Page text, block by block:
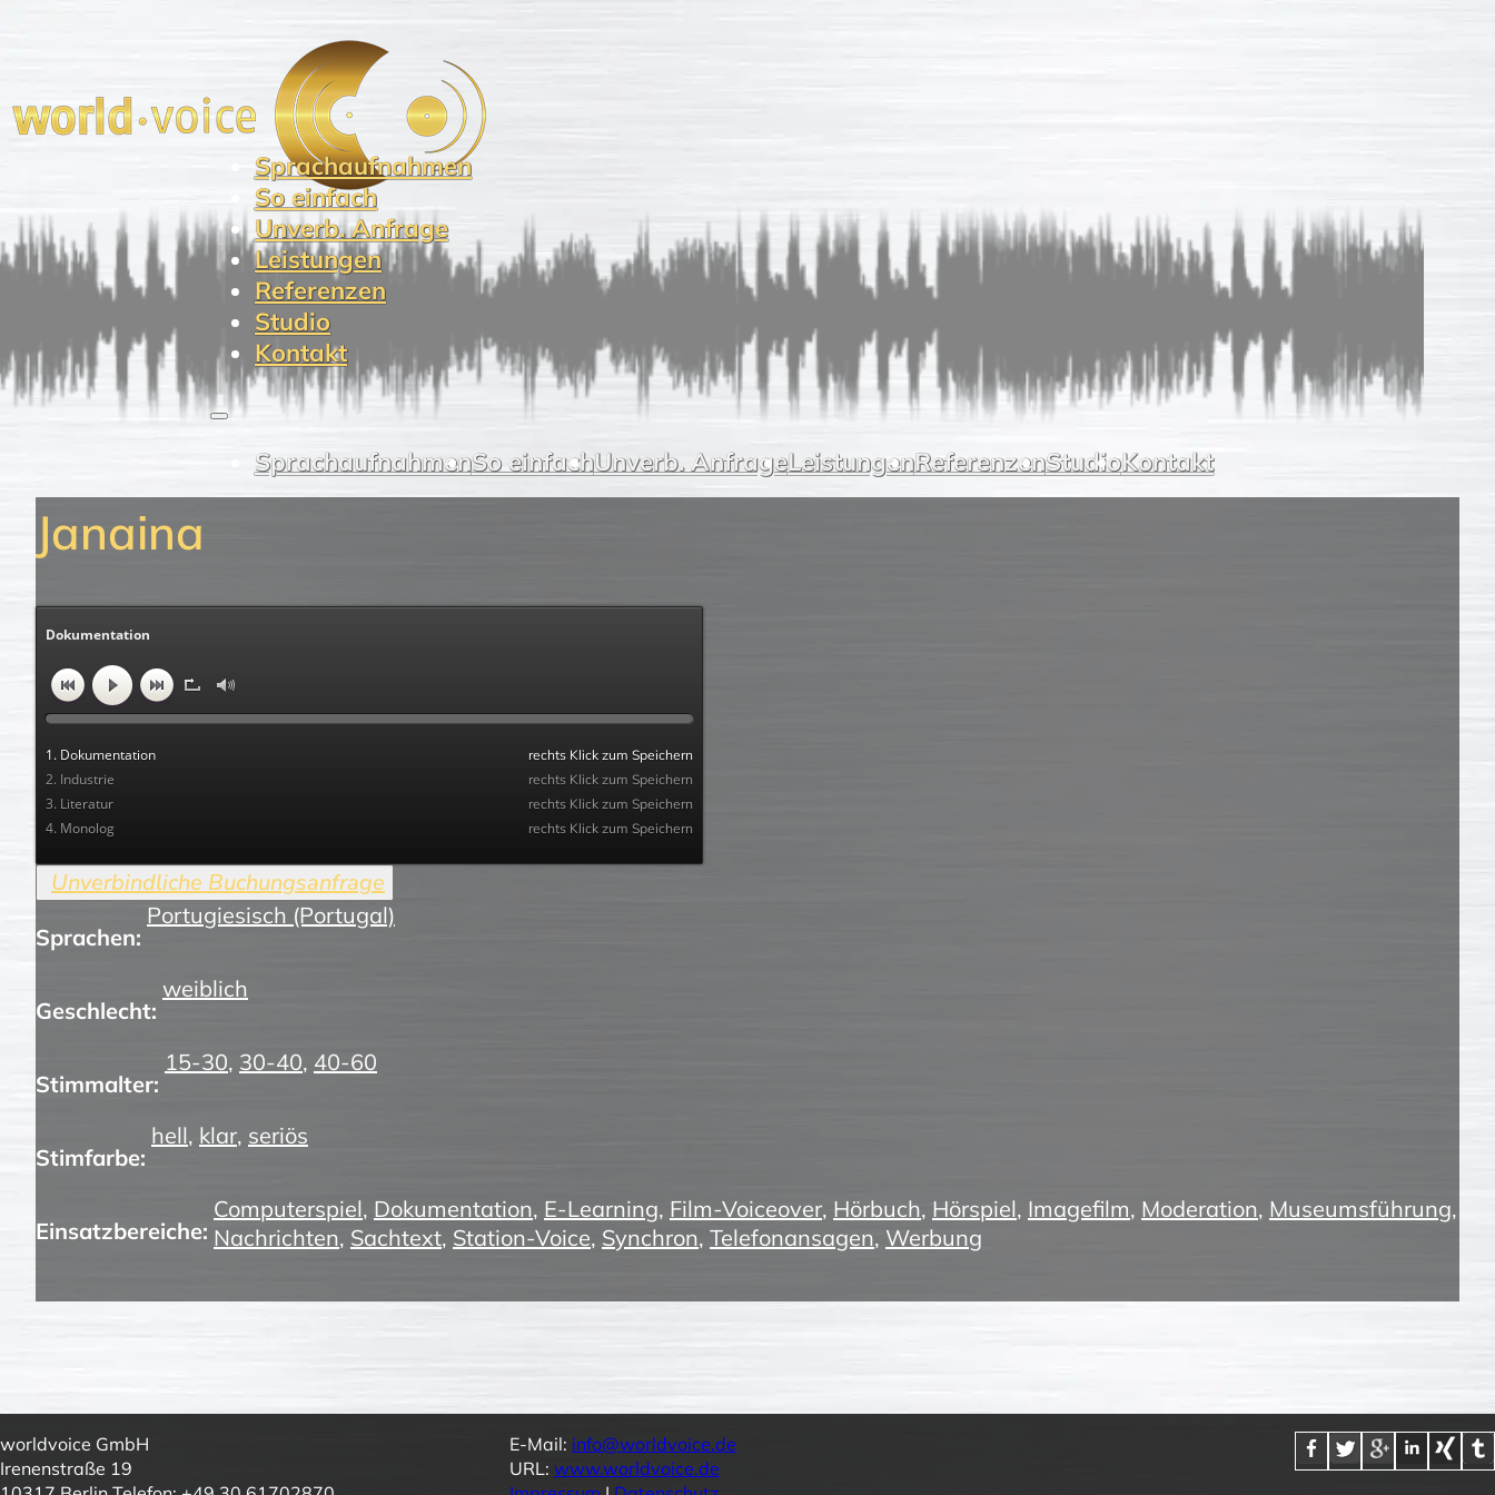
Sprachaufnahmen
So einfach
Unverb. Anfrage
Leistungen
Referenzen
Studio
Kontakt
SprachaufnahmenSo einfachUnverb. AnfrageLeistungenReferenzenStudioKontakt
Kontakt
Janaina
Dokumentation
1. Dokumentation rechts Klick zum Speichern
2. Industrie rechts Klick zum Speichern
3. Literatur rechts Klick zum Speichern
4. Monolog rechts Klick zum Speichern
Sprachen:
Portugiesisch (Portugal)
Geschlecht:
weiblich
Stimmalter:
15-30, 30-40, 40-60
Stimfarbe:
hell, klar, seriös
Einsatzbereiche:
Computerspiel, Dokumentation, E-Learning, Film-Voiceover, Hörbuch, Hörspiel, Imagefilm, Moderation, Museumsführung,
Nachrichten, Sachtext, Station-Voice, Synchron, Telefonansagen, Werbung
worldvoice GmbH
Irenenstraße 19
E-Mail: info@worldvoice.de
URL: www.worldvoice.de